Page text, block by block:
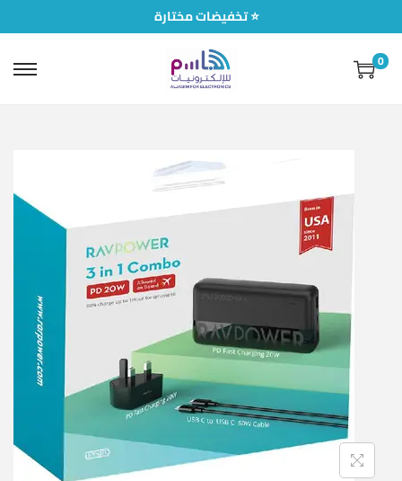
تخفيضات مختارة ⭐
0